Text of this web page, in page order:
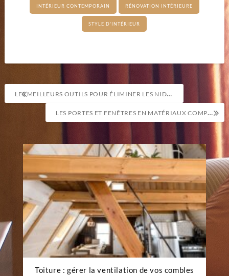
INTÉRIEUR CONTEMPORAIN RÉNOVATION INTÉRIEURE
STYLE D'INTÉRIEUR
Navigation
de
l’article
LES MEILLEURS OUTILS POUR ÉLIMINER LES NIDS DE FRELONS
LES PORTES ET FENÊTRES EN MATÉRIAUX COMPOSITES : ESTHÉTIQUE ET DURABILITÉ
Toiture : gérer la ventilation de vos combles